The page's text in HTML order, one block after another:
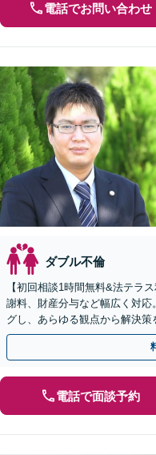
電話でお問い合わせ
ダブル不倫
【初回相談1時間無料&法テラ
謝料、財産分与など幅広く対
グし、あらゆる観点から解決
る前にご相談ください【熊谷駅
電話で面談予約